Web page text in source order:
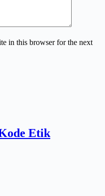
in this browser for the next
Etik